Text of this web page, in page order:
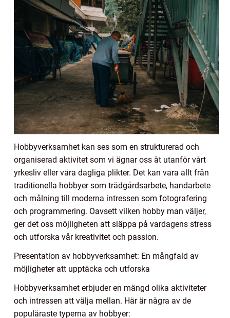
Hobbyverksamhet kan ses som en strukturerad och
organiserad aktivitet som vi ägnar oss åt utanför vårt
yrkesliv eller våra dagliga plikter. Det kan vara allt från
traditionella hobbyer som trädgårdsarbete, handarbete
och målning till moderna intressen som fotografering
och programmering. Oavsett vilken hobby man väljer,
ger det oss möjligheten att släppa på vardagens stress
och utforska vår kreativitet och passion.
Presentation av hobbyverksamhet: En mångfald av
möjligheter att upptäcka och utforska
Hobbyverksamhet erbjuder en mängd olika aktiviteter
och intressen att välja mellan. Här är några av de
populäraste typerna av hobbyer: